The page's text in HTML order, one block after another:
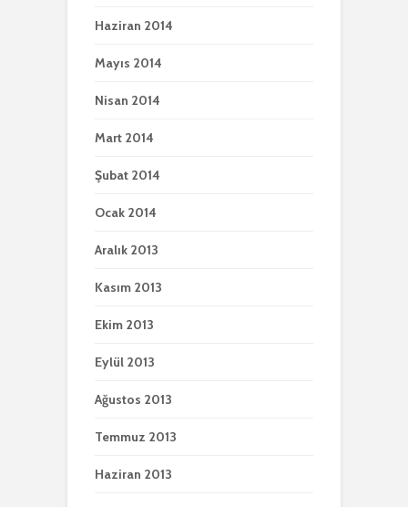
Haziran 2014
Mayıs 2014
Nisan 2014
Mart 2014
Şubat 2014
Ocak 2014
Aralık 2013
Kasım 2013
Ekim 2013
Eylül 2013
Ağustos 2013
Temmuz 2013
Haziran 2013